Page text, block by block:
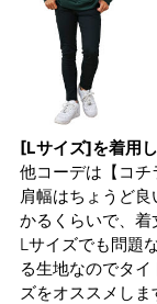
[Lサイズ]を着用
他コーデは 【コチ
肩幅はちょうど
かるくらいで、着
Lサイズでも問題
る生地なのでタ
ズをオススメしま